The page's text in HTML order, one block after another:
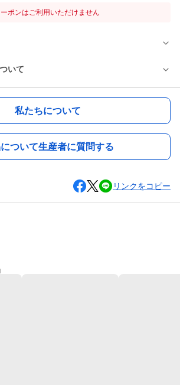
ポンはご利用いただけません
いて
私たちについて
ついて生産者に質問する
リンクをコピー